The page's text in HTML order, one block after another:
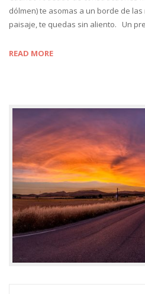
dólmen) te asomas a un borde de
paisaje, te quedas sin aliento. Un
READ MORE